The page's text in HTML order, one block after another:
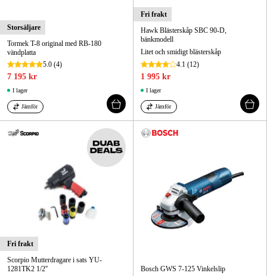
Storsäljare
Tormek T-8 original med RB-180
vändplatta
5.0 (4)
7 195 kr
I lager
Jämför
Fri frakt
Hawk Blästerskåp SBC 90-D,
bänkmodell
Litet och smidigt blästerskåp
4.1 (12)
1 995 kr
I lager
Jämför
Fri frakt
Scorpio Mutterdragare i sats YU-
1281TK2 1/2''
Bosch GWS 7-125 Vinkelslip